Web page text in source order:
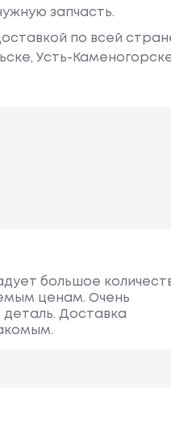
запчасть.
по всей
Усть-
большое
ценам. Очень
Доставка